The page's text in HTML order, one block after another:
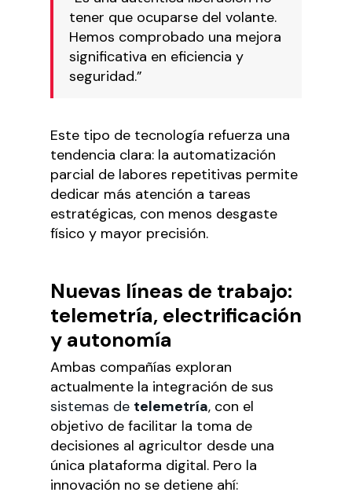
tener que ocuparse del volante.
Hemos comprobado una mejora
significativa en eficiencia y
seguridad.”
Este tipo de tecnología refuerza una
tendencia clara: la automatización
parcial de labores repetitivas permite
dedicar más atención a tareas
estratégicas, con menos desgaste
físico y mayor precisión.
Nuevas líneas de trabajo:
telemetría, electrificación
y autonomía
Ambas compañías exploran
actualmente la integración de sus
sistemas de telemetría, con el
objetivo de facilitar la toma de
decisiones al agricultor desde una
única plataforma digital. Pero la
innovación no se detiene ahí: